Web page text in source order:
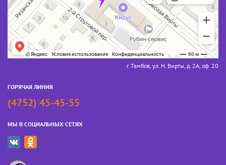
г. Тамбов, ул. Н. Вирты, д. 2А, оф. 20
ГОРЯЧАЯ ЛИНИЯ
(4752) 45-45-55
МЫ В СОЦИАЛЬНЫХ СЕТЯХ